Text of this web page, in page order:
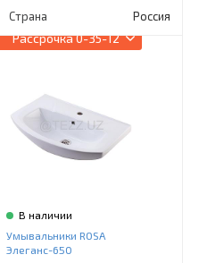
Страна Россия
Рассрочка0-35-12
В наличии
Умывальники ROSA
Элеганс-650